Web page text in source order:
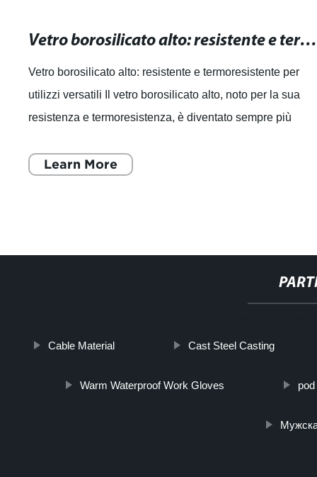
Vetro borosilicato alto: resistente e termoresistente per utilizzi versatili
Vetro borosilicato alto: resistente e termoresistente per
utilizzi versatili Il vetro borosilicato alto, noto per la sua
resistenza e termoresistenza, è diventato sempre più
Learn More
Cable Material Cast Steel Casting
Warm Waterproof Work Gloves